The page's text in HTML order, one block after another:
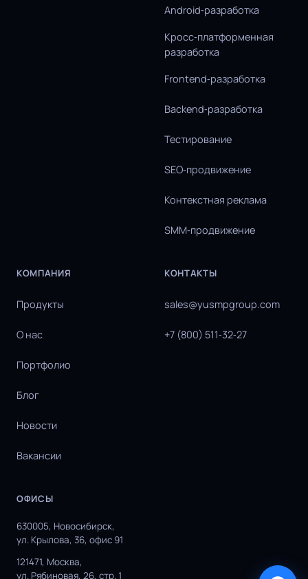
Android‑разработка
Кросс‑платформенная
разработка
Frontend‑разработка
Backend‑разработка
Тестирование
SEO‑продвижение
Контекстная реклама
SMM‑продвижение
КОМПАНИЯ
Продукты
О нас
Портфолио
Блог
Новости
Вакансии
КОНТАКТЫ
sales@yusmpgroup.com
+7 (800) 511‑32‑27
ОФИСЫ
630005, Новосибирск,
ул. Крылова, 36, офис 91
121471, Москва,
ул. Рябиновая, 26, стр. 1